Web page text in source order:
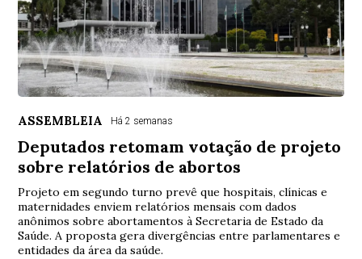
ASSEMBLEIA Há 2 semanas
Deputados retomam votação de projeto
sobre relatórios de abortos
Projeto em segundo turno prevê que hospitais, clínicas e
maternidades enviem relatórios mensais com dados
anônimos sobre abortamentos à Secretaria de Estado da
Saúde. A proposta gera divergências entre parlamentares e
entidades da área da saúde.